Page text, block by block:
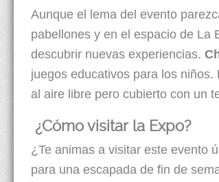
Aunque el lema del evento
pabellones y en el espacio de La
descubrir nuevas experiencias.
juegos educativos para los
al aire libre pero cubierto con un
¿Cómo visitar la Expo?
¿Te animas a visitar este evento
para una escapada de fin de